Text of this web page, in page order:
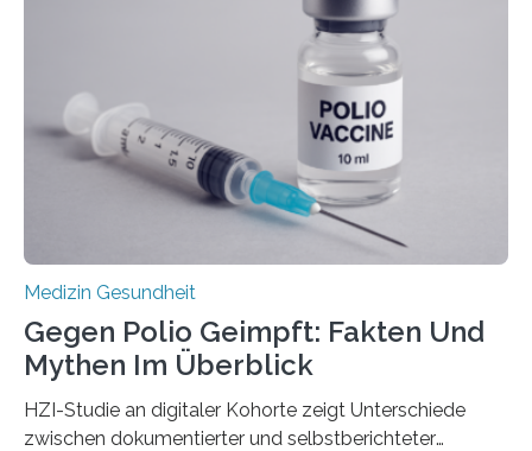
nur Tumorschwachstellen angreifen und normales
Gewebe verschonen. Forschende um Daniel Merk vom
Hertie-Institut für klinische Hirnforschung am
Universitätsklinikum Tübingen haben eine solche
Schwachstelle im Erbgut einer Untergruppe des
Medulloblastoms gefunden. Die Wilhelm Sander-
Stiftung unterstützte das Projekt…
Medizin Gesundheit
Gegen Polio Geimpft: Fakten Und
Mythen Im Überblick
HZI-Studie an digitaler Kohorte zeigt Unterschiede
zwischen dokumentierter und selbstberichteter